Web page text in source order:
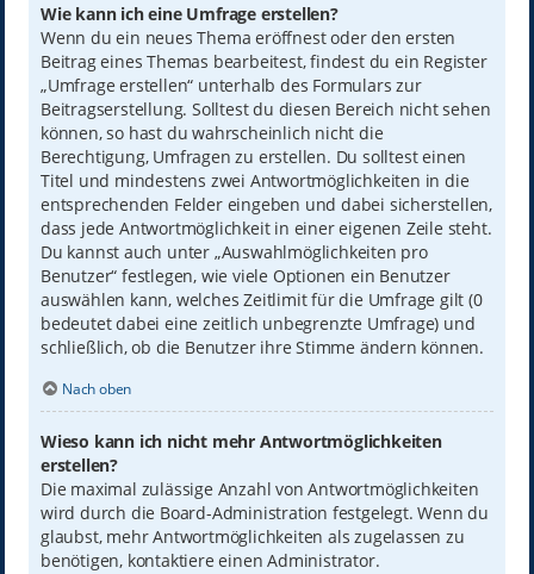
Wie kann ich eine Umfrage erstellen?
Wenn du ein neues Thema eröffnest oder den ersten
Beitrag eines Themas bearbeitest, findest du ein Register
„Umfrage erstellen“ unterhalb des Formulars zur
Beitragserstellung. Solltest du diesen Bereich nicht sehen
können, so hast du wahrscheinlich nicht die
Berechtigung, Umfragen zu erstellen. Du solltest einen
Titel und mindestens zwei Antwortmöglichkeiten in die
entsprechenden Felder eingeben und dabei sicherstellen,
dass jede Antwortmöglichkeit in einer eigenen Zeile steht.
Du kannst auch unter „Auswahlmöglichkeiten pro
Benutzer“ festlegen, wie viele Optionen ein Benutzer
auswählen kann, welches Zeitlimit für die Umfrage gilt (0
bedeutet dabei eine zeitlich unbegrenzte Umfrage) und
schließlich, ob die Benutzer ihre Stimme ändern können.
Nach oben
Wieso kann ich nicht mehr Antwortmöglichkeiten
erstellen?
Die maximal zulässige Anzahl von Antwortmöglichkeiten
wird durch die Board-Administration festgelegt. Wenn du
glaubst, mehr Antwortmöglichkeiten als zugelassen zu
benötigen, kontaktiere einen Administrator.